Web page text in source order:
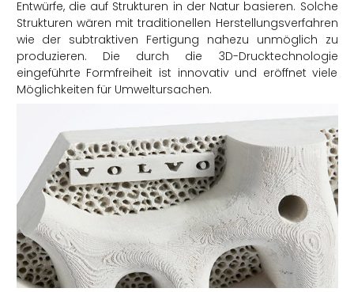
Entwürfe, die auf Strukturen in der Natur basieren. Solche
Strukturen wären mit traditionellen Herstellungsverfahren
wie der subtraktiven Fertigung nahezu unmöglich zu
produzieren. Die durch die 3D-Drucktechnologie
eingeführte Formfreiheit ist innovativ und eröffnet viele
Möglichkeiten für Umweltursachen.